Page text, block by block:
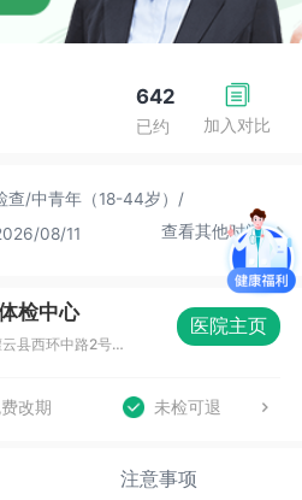
加入对比
642
已约
查/中青年（18-44岁）/
08/11 查看其他时间
检中心
灌云县西环中路2号，灌云县人民医院门诊四楼
医院主页
改期 未检可退
注意事项